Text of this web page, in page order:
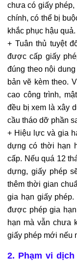
chưa có giấy
chính, có thể bị
khắc phục hậu quả.
+ Tuân thủ tuyệt
được cấp giấy
đúng theo nội
bản vẽ kèm theo.
cao công trình,
đều bị xem là xây
cầu tháo dỡ phần
+ Hiệu lực và gia
dựng có thời hạn
cấp. Nếu quá 12
dựng, giấy phép
thêm thời gian
gia hạn giấy
được phép gia
hạn mà vẫn chưa
giấy phép mới nếu
2. Phạm vi